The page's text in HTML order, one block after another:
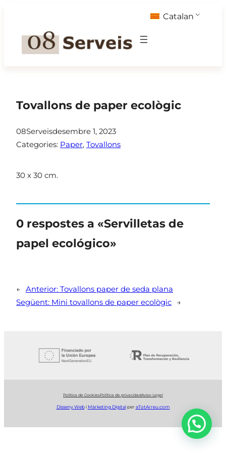
contingut
Catalan
Tovallons de paper ecològic
08Serveisdesembre 1, 2023
Categories: Paper, Tovallons
30 x 30 cm.
0 respostes a «Servilletas de
papel ecológico»
← Anterior: Tovallons paper de seda plana
Següent: Mini tovallons de paper ecològic →
Política de CookiesPolítica de privacidadAviso Legal
Disseny Webi Màrketing DigitalperaTotArreu.com